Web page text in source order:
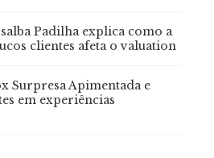
Padilha explica como a
clientes afeta o valuation
Surpresa Apimentada e
em experiências